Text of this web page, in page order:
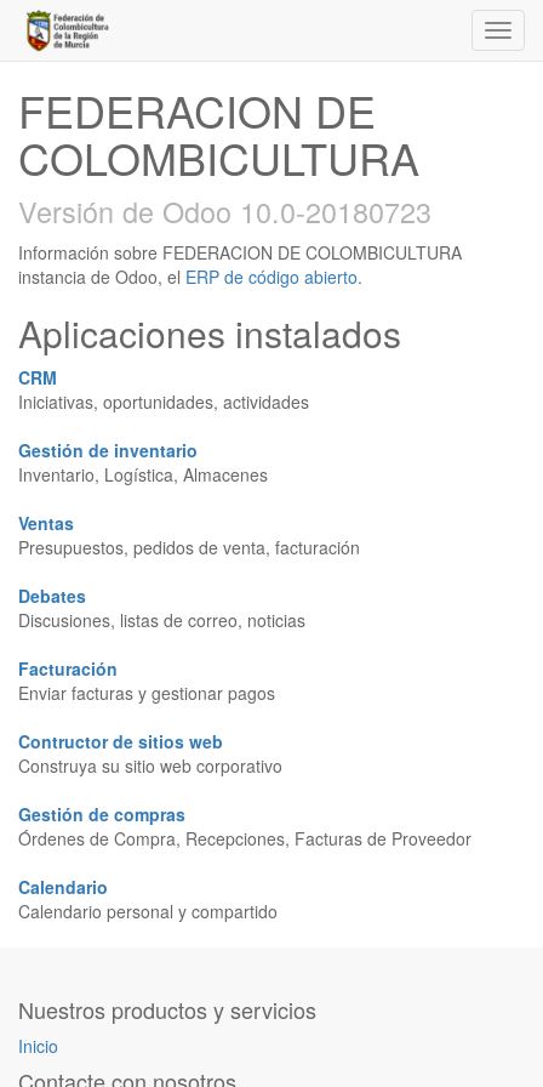
FEDERACION DE
COLOMBICULTURA
Versión de Odoo 10.0-20180723
Información sobre FEDERACION DE COLOMBICULTURA
instancia de Odoo, el ERP de código abierto.
Aplicaciones instalados
CRM
Iniciativas, oportunidades, actividades
Gestión de inventario
Inventario, Logística, Almacenes
Ventas
Presupuestos, pedidos de venta, facturación
Debates
Discusiones, listas de correo, noticias
Facturación
Enviar facturas y gestionar pagos
Contructor de sitios web
Construya su sitio web corporativo
Gestión de compras
Órdenes de Compra, Recepciones, Facturas de Proveedor
Calendario
Calendario personal y compartido
Nuestros productos y servicios
Inicio